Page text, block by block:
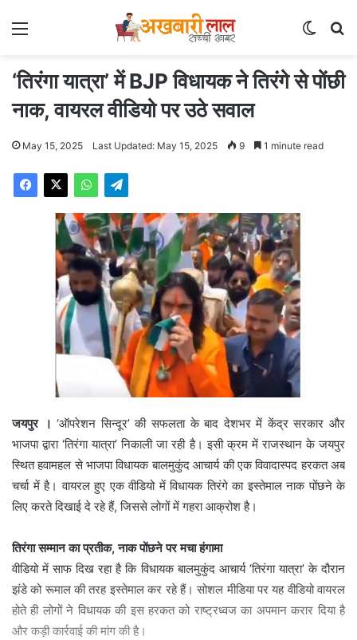
Menu
‘तिरंगा यात्रा’ में BJP विधायक ने तिरंगे से पोंछी
नाक, वायरल वीडियो पर उठे सवाल
May 15, 2025 Last Updated: May 15, 2025 9 1 minute read
जयपुर । ‘ऑपरेशन सिन्दूर’ की सफलता के बाद देशभर में केंद्र सरकार और
भाजपा द्वारा ‘तिरंगा यात्रा’ निकाली जा रही है। इसी क्रम में राजस्थान के जयपुर
स्थित हवामहल से भाजपा विधायक बालमुकुंद आचार्य की एक विवादास्पद हरकत अब
चर्चा में है। वायरल हुए एक वीडियो में विधायक तिरंगे का इस्तेमाल नाक पोंछने के
लिए करते दिखाई दे रहे हैं, जिससे लोगों में गहरा आक्रोश है।
तिरंगा सम्मान का प्रतीक, नाक पोंछने पर मचा हंगामा
वीडियो में साफ दिख रहा है कि विधायक बालमुकुंद आचार्य ‘तिरंगा यात्रा’ के दौरान
झंडे को रूमाल की तरह इस्तेमाल कर रहे हैं। सोशल मीडिया पर यह वीडियो वायरल
होते ही लोगों ने विधायक की इस हरकत को राष्ट्रध्वज का अपमान करार दिया है
और कड़ी कार्रवाई की मांग की है।